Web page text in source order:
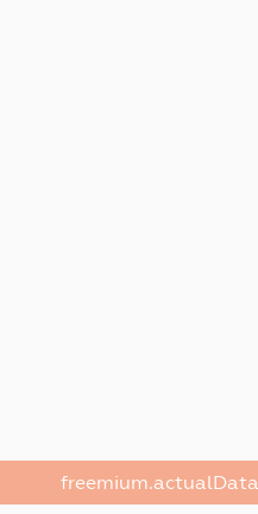
freemium.actualData